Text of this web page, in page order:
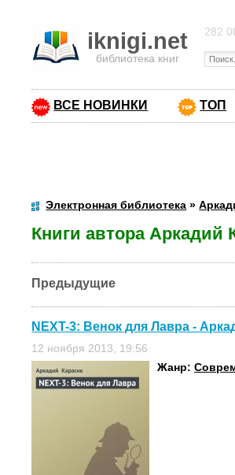
iknigi.net
библиотека книг
282
ВСЕ НОВИНКИ ТОП
Электронная библиотека »
Книги автора Аркадий
Предыдущие
NEXT-3: Венок для Лавра -
12 ноября 2013, 19:56
Жанр: